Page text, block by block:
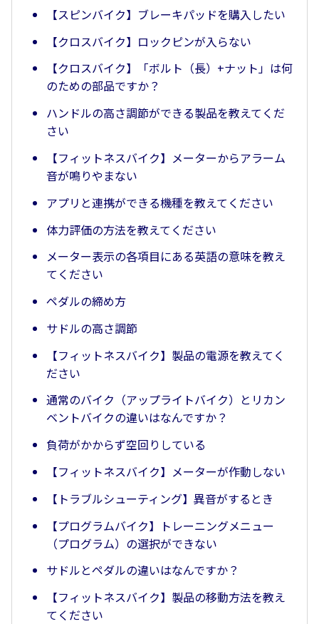
【スピンバイク】ブレーキパッドを購入したい
【クロスバイク】ロックピンが入らない
【クロスバイク】「ボルト（長）+ナット」は何
のための部品ですか？
ハンドルの高さ調節ができる製品を教えてくだ
さい
【フィットネスバイク】メーターからアラーム
音が鳴りやまない
アプリと連携ができる機種を教えてください
体力評価の方法を教えてください
メーター表示の各項目にある英語の意味を教え
てください
ペダルの締め方
サドルの高さ調節
【フィットネスバイク】製品の電源を教えてく
ださい
通常のバイク（アップライトバイク）とリカン
ベントバイクの違いはなんですか？
負荷がかからず空回りしている
【フィットネスバイク】メーターが作動しない
【トラブルシューティング】異音がするとき
【プログラムバイク】トレーニングメニュー
（プログラム）の選択ができない
サドルとペダルの違いはなんですか？
【フィットネスバイク】製品の移動方法を教え
てください